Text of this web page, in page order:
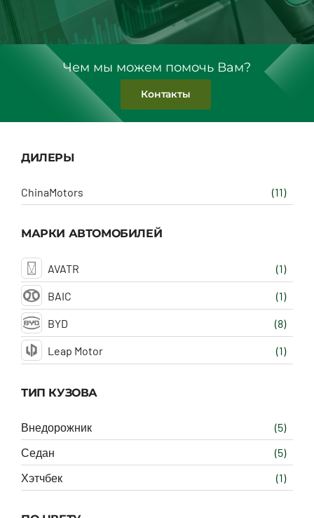
Чем мы можем помочь Вам?
Контакты
ДИЛЕРЫ
ChinaMotors (11)
МАРКИ АВТОМОБИЛЕЙ
AVATR (1)
BAIC (1)
BYD (8)
Leap Motor (1)
ТИП КУЗОВА
Внедорожник
(5)
Седан
(5)
Хэтчбек
(1)